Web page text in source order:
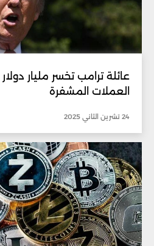
عائلة ترامب تخسر مليار
العملات المشفرة
24 تشرين الثاني 2025